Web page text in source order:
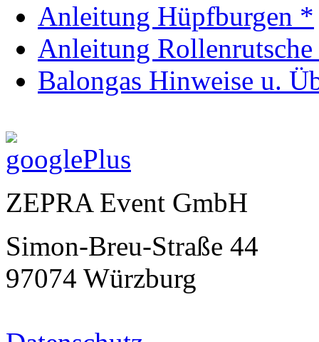
Anleitung Hüpfburgen *
Anleitung
Balongas Hinweise u.
ZEPRA Event GmbH
Simon-Breu-Straße 44
97074 Würzburg